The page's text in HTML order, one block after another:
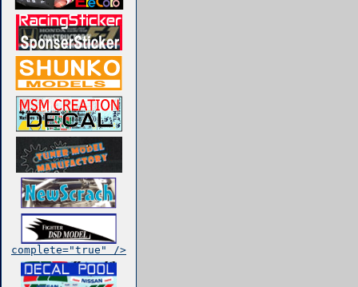
complete="true" />